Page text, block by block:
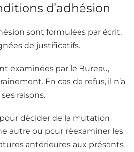
d’adhésion
sont formulées par écrit.
de justificatifs.
examinées par le Bureau,
En cas de refus, il n’a
raisons.
décider de la mutation
autre ou pour réexaminer les
antérieures aux présents